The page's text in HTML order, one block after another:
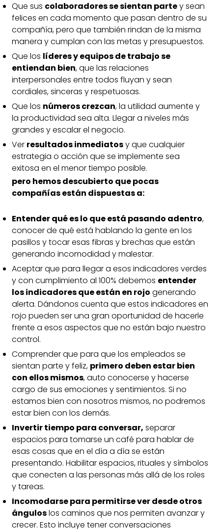
Que sus colaboradores se sientan partey sean
felices en cada momento que pasan dentro de su
compañía, pero que también rindan de la misma
manera y cumplan con las metas y presupuestos.
Que los líderes y equipos de trabajo se
entiendan bien, que las relaciones
interpersonales entre todos fluyan y sean
cordiales, sinceras y respetuosas.
Que los números crezcan, la utilidad aumente y
la productividad sea alta. Llegar a niveles más
grandes y escalar el negocio.
Ver resultados inmediatosy que cualquier
estrategia o acción que se implemente sea
exitosa en el menor tiempo posible.
pero hemos descubierto que pocas
compañías están dispuestas a:
Entender qué es lo que está pasando adentro,
conocer de qué está hablando la gente en los
pasillos y tocar esas fibras y brechas que están
generando incomodidad y malestar.
Aceptar que para llegar a esos indicadores verdes
y con cumplimiento al 100% debemos entender
los indicadores que están en rojo generando
alerta. Dándonos cuenta que estos indicadores en
rojo pueden ser una gran oportunidad de hacerle
frente a esos aspectos que no están bajo nuestro
control.
Comprender que para que los empleados se
sientan parte y feliz, primero deben estar bien
con ellos mismos, auto conocerse y hacerse
cargo de sus emociones y sentimientos. Si no
estamos bien con nosotros mismos, no podremos
estar bien con los demás.
Invertir tiempo para conversar, separar
espacios para tomarse un café para hablar de
esas cosas que en el día a día se están
presentando. Habilitar espacios, rituales y símbolos
que conecten a las personas más allá de los roles
y tareas.
Incomodarse para permitirse ver desde otros
ánguloslos caminos que nos permiten avanzar y
crecer. Esto incluye tener conversaciones